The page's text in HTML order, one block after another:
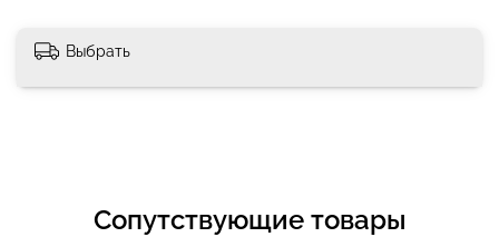
Выбрать
Сопутствующие товары